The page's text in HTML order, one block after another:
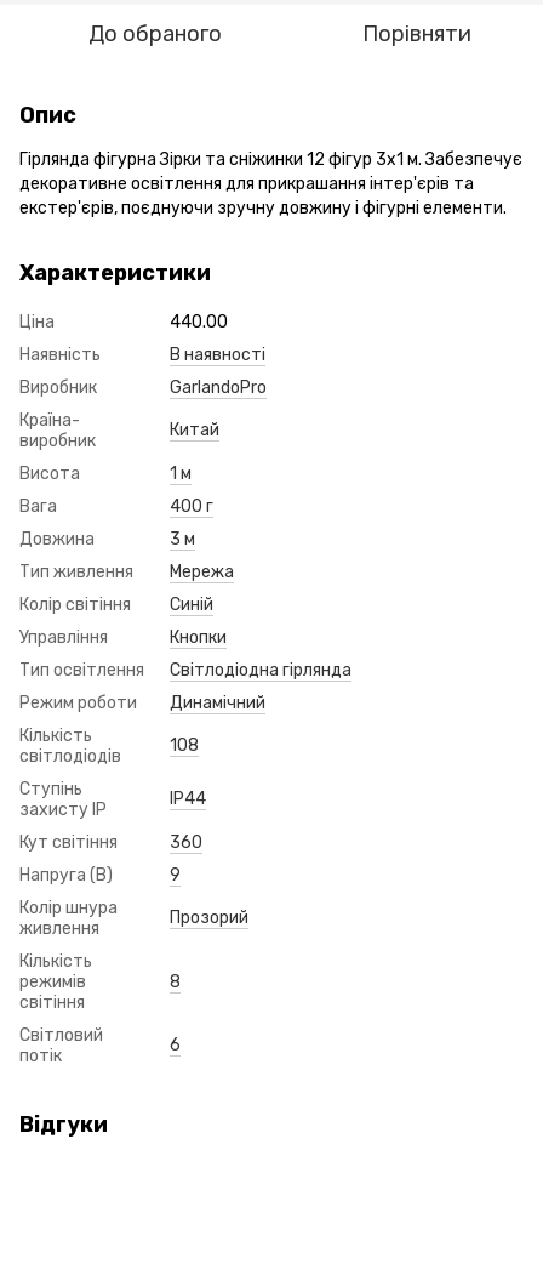
До обраного Порівняти
Опис
Гірлянда фігурна Зірки та сніжинки 12 фігур 3х1 м. Забезпечує
декоративне освітлення для прикрашання інтер'єрів та
екстер'єрів, поєднуючи зручну довжину і фігурні елементи.
Характеристики
Ціна
440.00
Наявність
В наявності
Виробник
GarlandoPro
Країна-
виробник
Китай
Висота
1 м
Вага
400 г
Довжина
3 м
Тип живлення
Мережа
Колір світіння
Синій
Управління
Кнопки
Тип освітлення
Світлодіодна гірлянда
Режим роботи
Динамічний
Кількість
світлодіодів
108
Ступінь
захисту IP
IP44
Кут світіння
360
Напруга (В)
9
Колір шнура
живлення
Прозорий
Кількість
режимів
світіння
8
Світловий
потік
6
Відгуки